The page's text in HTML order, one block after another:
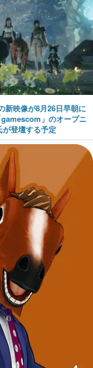
新映像が8月26日早朝に
」のオープニ
登壇する予定